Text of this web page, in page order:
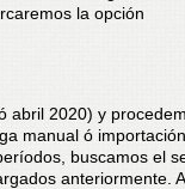
la opción
abril 2020) y
manual ó
buscamos el
anteriormente.